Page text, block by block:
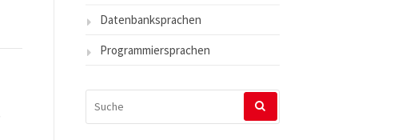
Datenbanksprachen
Programmiersprachen
NACH: